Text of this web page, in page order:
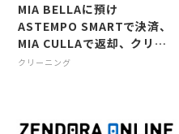
MIA BELLAに預け
ASTEMPO SMARTで決済、
MIA CULLAで返却、クリー
ニングの「新しい受付のカ
クリーニング